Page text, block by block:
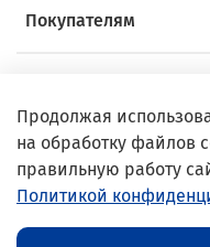
Покупателям
Выгодные
Продолжая
на обработку файлов
правильную работу
Политикой